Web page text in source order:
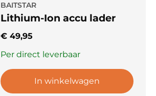
BAITSTAR
Lithium-Ion accu lader
€49,95
Per direct leverbaar
In winkelwagen